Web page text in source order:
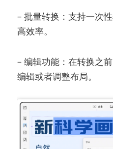
– 批量转换：支持一次
高效率。
– 编辑功能：在转换之
编辑或者调整布局。